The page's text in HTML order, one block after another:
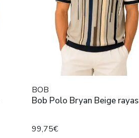
BOB
Bob Polo Bryan Beige rayas
99,75€